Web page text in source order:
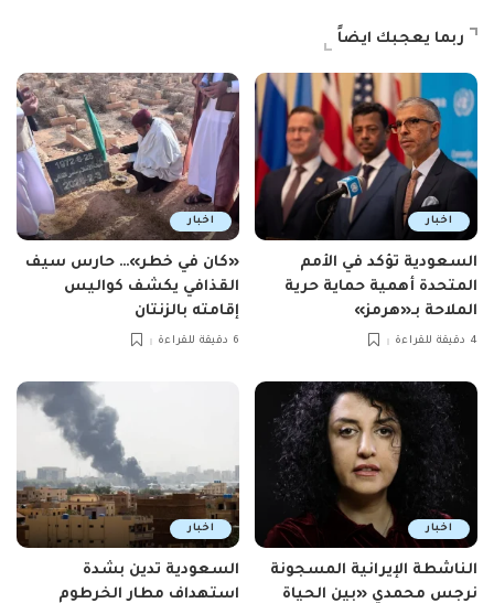
ربما يعجبك ايضاً
اخبار
السعودية تؤكد في الأمم
المتحدة أهمية حماية حرية
الملاحة بـ«هرمز»
4 دقيقة للقراءة
اخبار
«كان في خطر»… حارس سيف
القذافي يكشف كواليس
إقامته بالزنتان
6 دقيقة للقراءة
اخبار
الناشطة الإيرانية المسجونة
نرجس محمدي «بين الحياة
اخبار
السعودية تدين بشدة
استهداف مطار الخرطوم